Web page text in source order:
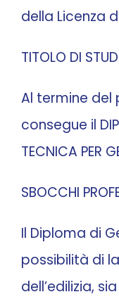
della Licenza
TITOLO DI
Al termine
consegue il
TECNICA PER
SBOCCHI
Il Diploma di
possibilità di
dell’edilizia,